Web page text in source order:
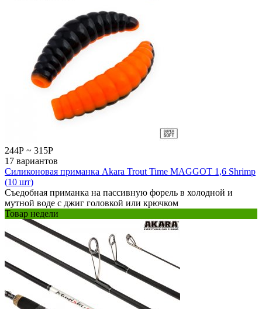
244Р ~ 315Р
17 вариантов
Силиконовая приманка Akara Trout Time MAGGOT 1,6 Shrimp
(10 шт)
Съедобная приманка на пассивную форель в холодной и
мутной воде с джиг головкой или крючком
Товар недели